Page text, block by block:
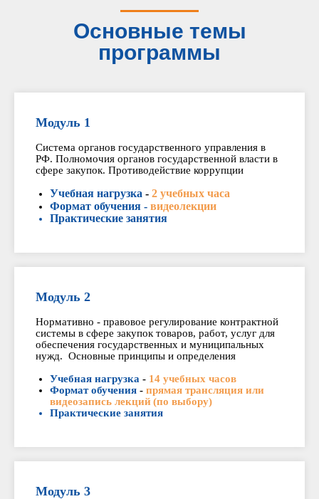
Основные темы
программы
Модуль 1
Система органов государственного управления в
РФ. Полномочия органов государственной власти в
сфере закупок. Противодействие коррупции
Учебная нагрузка - 2 учебных часа
Формат обучения - видеолекции
Практические занятия
Модуль 2
Нормативно - правовое регулирование контрактной
системы в сфере закупок товаров, работ, услуг для
обеспечения государственных и муниципальных
нужд. Основные принципы и определения
Учебная нагрузка - 14 учебных часов
Формат обучения - прямая трансляция или
видеозапись лекций (по выбору)
Практические занятия
Модуль 3